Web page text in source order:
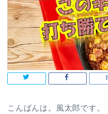
こんばんは。風太郎です。